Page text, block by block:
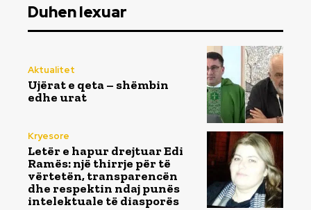
Duhen lexuar
Aktualitet
Ujërat e qeta – shëmbin
edhe urat
Kryesore
Letër e hapur drejtuar Edi
Ramës: një thirrje për të
vërtetën, transparencën
dhe respektin ndaj punës
intelektuale të diasporës